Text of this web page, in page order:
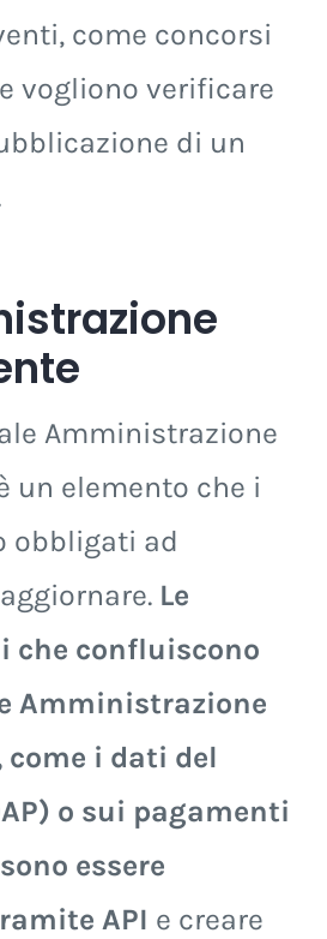
come concorsi
vogliono verificare
di un
Amministrazione
un elemento che i
obbligati ad
Le
che confluiscono
Amministrazione
come i dati del
o sui pagamenti
essere
API e creare